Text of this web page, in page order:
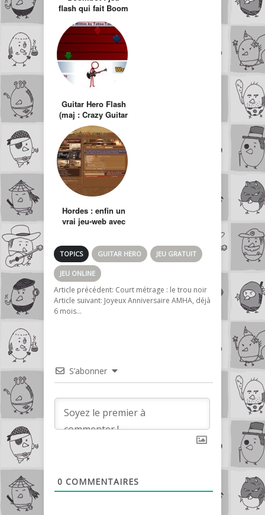
flash qui fait Boom
Guitar Hero Flash
(maj : Crazy Guitar
Maniac)
Hordes : enfin un
vrai jeu-web avec
TOPICS GUITAR HERO JEU GRATUIT
JEU ONLINE
Article précédent: Court métrage : le trou noir
Article suivant: Joyeux Anniversaire AMHA, déjà
6 mois…
S’abonner
0 COMMENTAIRES